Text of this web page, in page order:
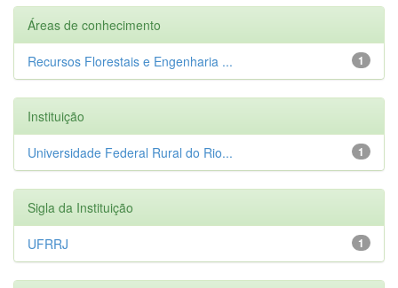
Áreas de conhecimento
1
Recursos Florestais e Engenharia ...
Instituição
1
Universidade Federal Rural do Rio...
Sigla da Instituição
1
UFRRJ